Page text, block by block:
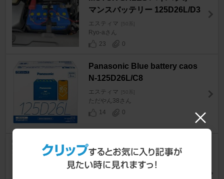
マンスバッテリー 125D26L/D3
エスティマ [50系]
Ryo-aさん
23
0
Panasonic Blue battery caos
N-125D26L/C8
エスティマ [50系]
ただやん38さん
14
0
PIRARA PC-N10K3
エスティマ [50系]
ゆっち@HIROSHIMAさん